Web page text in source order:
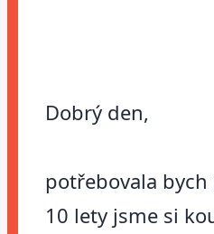
Dobrý den,
potřebovala
10 lety jsme si